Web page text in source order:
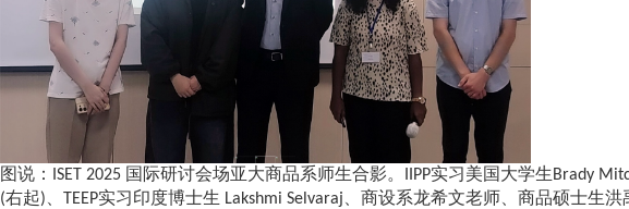
图说：ISET 2025 国际研讨会场亚大商品系师生合影。IIPP实习美国大学生Brady
(右起)、TEEP实习印度博士生 Lakshmi Selvaraj、商设系龙希文老师、商品硕士生洪